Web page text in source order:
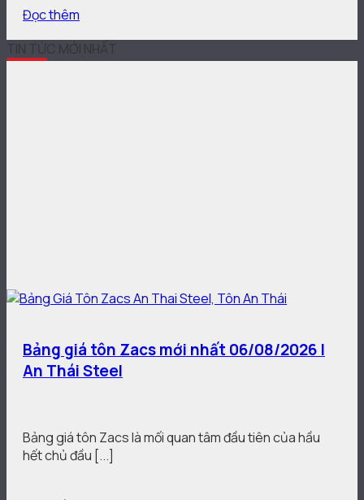
Đọc thêm
TIN TỨC MỚI NHẤT
Bảng giá tôn Zacs mới nhất 06/08/2026 |
An Thái Steel
Bảng giá tôn Zacs là mối quan tâm đầu tiên của hầu
hết chủ đầu [...]